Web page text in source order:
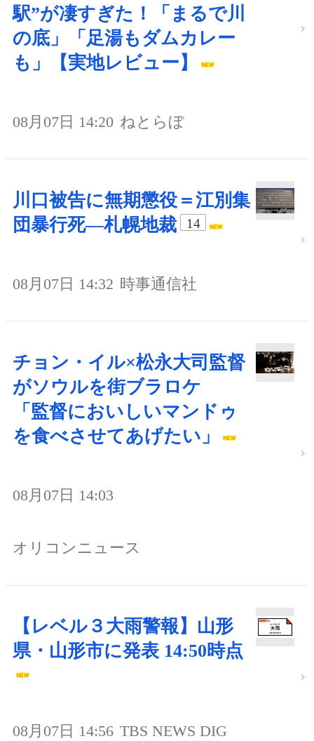
駅”が凄すぎた！「まるで川
の底」「足湯もダムカレー
も」【実地レビュー】
08月07日 14:20 ねとらぼ
川口被告に無期懲役＝江別集
団暴行死―札幌地裁
14
08月07日 14:32 時事通信社
チョン・イル×松永大司監督
がソウルを街ブラロケ
「監督においしいマンドゥ
を食べさせてあげたい」
08月07日 14:03
オリコンニュース
【レベル３大雨警報】山形
県・山形市に発表 14:50時点
08月07日 14:56 TBS NEWS DIG